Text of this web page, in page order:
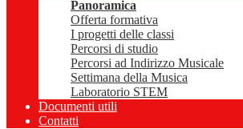
Panoramica
Offerta formativa
I progetti delle classi
Percorsi di studio
Percorsi ad Indirizzo Musicale
Settimana della Musica
Laboratorio STEM
Documenti utili
Contatti